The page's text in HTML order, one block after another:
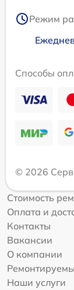
Режим
Способы
© 2026
Стоимость
Оплата и
Контакты
Вакансии
О компании
Наши услуги